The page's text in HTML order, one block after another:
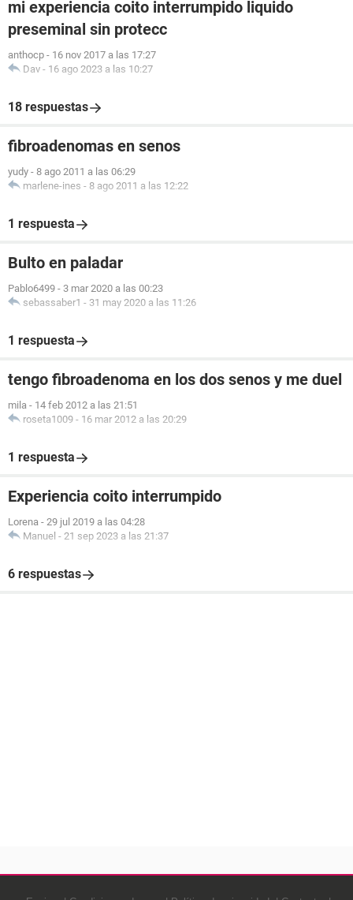
mi experiencia coito interrumpido liquido
preseminal sin protecc
anthocp - 16 nov 2017 a las 17:27
Dav - 16 ago 2023 a las 10:27
18 respuestas
fibroadenomas en senos
yudy - 8 ago 2011 a las 06:29
marlene-ines - 8 ago 2011 a las 12:22
1 respuesta
Bulto en paladar
Pablo6499 - 3 mar 2020 a las 00:23
sebassaber1 - 31 may 2020 a las 11:26
1 respuesta
tengo fibroadenoma en los dos senos y me duel
mila - 14 feb 2012 a las 21:51
roseta1009 - 16 mar 2012 a las 20:29
1 respuesta
Experiencia coito interrumpido
Lorena - 29 jul 2019 a las 04:28
Manuel - 21 sep 2023 a las 21:37
6 respuestas